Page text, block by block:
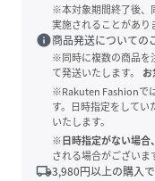
※本対象期間終了後、
実施されることがあり
info商品発送についての
※同時に複数の商品を
て発送いたします。
※Rakuten Fashionで
す。日時指定をして
いたします。
※日時指定がない場合
される場合がございま
local_shipping3,980円以上の購入